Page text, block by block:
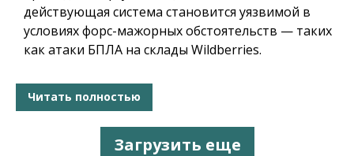
действующая система становится уязвимой в
условиях форс-мажорных обстоятельств — таких
как атаки БПЛА на склады Wildberries.
Читать полностью
Загрузить еще